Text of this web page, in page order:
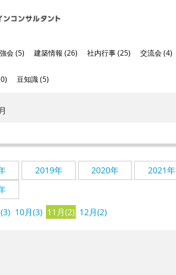
会 (5) 建築情報 (26) 社内行事 (25) 交流会 (4)
豆知識 (5)
2019年 2020年 2021年
10月(3) 11月(2) 12月(2)